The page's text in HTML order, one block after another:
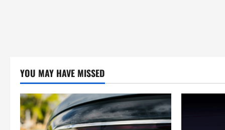
YOU MAY HAVE MISSED